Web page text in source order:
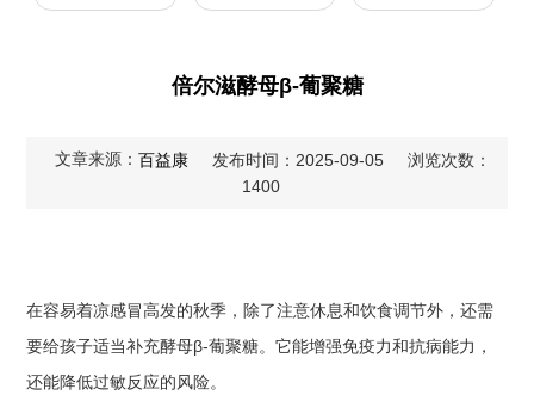
倍尔滋酵母β-葡聚糖
文章来源： 百益康 发布时间：2025-09-05
浏览次数：
1400
在容易着凉感冒高发的秋季，除了注意休息和饮食调节外，还需
要给孩子适当补充酵母β-葡聚糖。它能增强免疫力和抗病能力，
还能降低过敏反应的风险。